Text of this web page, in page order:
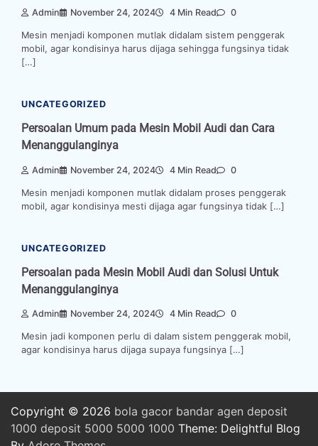
Admin November 24, 2024 4 Min Read 0
Mesin menjadi komponen mutlak didalam sistem penggerak
mobil, agar kondisinya harus dijaga sehingga fungsinya tidak
[…]
UNCATEGORIZED
Persoalan Umum pada Mesin Mobil Audi dan Cara
Menanggulanginya
Admin November 24, 2024 4 Min Read 0
Mesin menjadi komponen mutlak didalam proses penggerak
mobil, agar kondisinya mesti dijaga agar fungsinya tidak […]
UNCATEGORIZED
Persoalan pada Mesin Mobil Audi dan Solusi Untuk
Menanggulanginya
Admin November 24, 2024 4 Min Read 0
Mesin jadi komponen perlu di dalam sistem penggerak mobil,
agar kondisinya harus dijaga supaya fungsinya […]
Copyright © 2026 bola gacor bandar agen deposit
1000 deposit 5000 5000 1000 Theme: Delightful Blog